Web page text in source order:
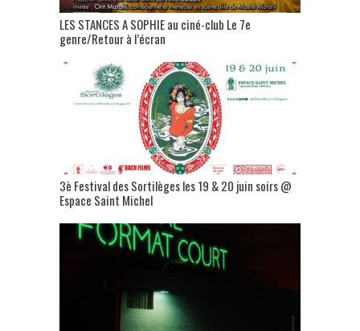
LES STANCES A SOPHIE au ciné-club Le 7e
genre/Retour à l’écran
3è Festival des Sortilèges les 19 & 20 juin soirs @
Espace Saint Michel